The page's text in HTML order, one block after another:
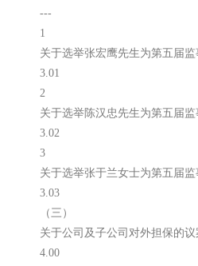
---
1
关于选举张宏鹰先生为第五届监
3.01
2
关于选举陈汉忠先生为第五届监
3.02
3
关于选举张于兰女士为第五届监
3.03
（三）
关于公司及子公司对外担保的议
4.00